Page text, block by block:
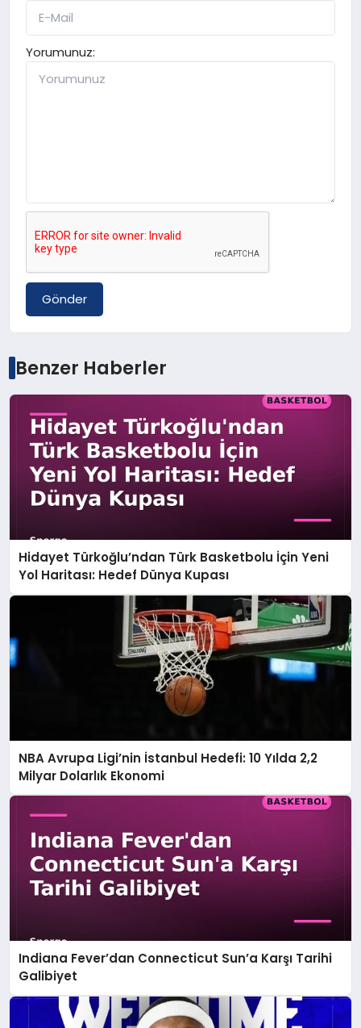
Yorumunuz:
Gönder
Benzer Haberler
Hidayet Türkoğlu’ndan Türk Basketbolu İçin Yeni
Yol Haritası: Hedef Dünya Kupası
NBA Avrupa Ligi’nin İstanbul Hedefi: 10 Yılda 2,2
Milyar Dolarlık Ekonomi
Indiana Fever’dan Connecticut Sun’a Karşı Tarihi
Galibiyet